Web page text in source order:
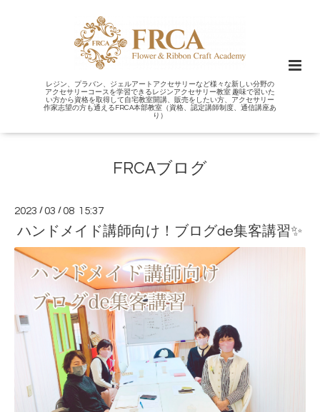
レジン、プラバン、ジェルアートアクセサリーなど様々な新しい分野の
アクセサリーコースを学習できるレジンアクセサリー教室 趣味で習いた
い方から資格を取得して自宅教室開講、販売をしたい方、アクセサリー
作家志望の方も通えるFRCA本部教室（資格、認定講師制度、通信講座あ
り）
FRCAブログ
2023 /03 /08 15:37
ハンドメイド講師向け！ブログde集客講習✨